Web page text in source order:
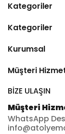
Kategoriler
Kategoriler
Kurumsal
Müşteri
BİZE ULAŞIN
Müşteri
WhatsApp